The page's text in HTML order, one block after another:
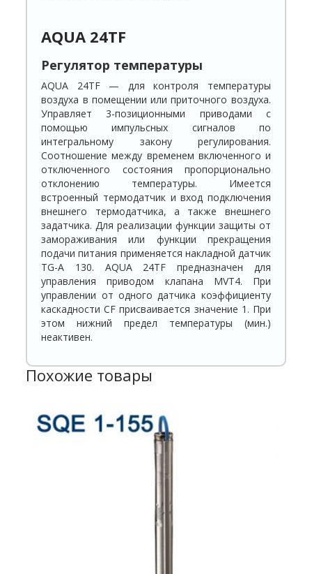
AQUA 24TF
Регулятор температуры
AQUA 24TF — для контроля температуры
воздуха в помещении или приточного воздуха.
Управляет 3-позиционными приводами с
помощью импульсных сигналов по
интегральному закону регулирования.
Соотношение между временем включенного и
отключенного состояния пропорционально
отклонению температуры. Имеется
встроенный термодатчик и вход подключения
внешнего термодатчика, а также внешнего
задатчика. Для реализации функции защиты от
замораживания или функции прекращения
подачи питания применяется накладной датчик
TG-A 130. AQUA 24TF предназначен для
управления приводом клапана MVT4. При
управлении от одного датчика коэффициенту
каскадности CF присваивается значение 1. При
этом нижний предел температуры (мин.)
неактивен.
Похожие товары